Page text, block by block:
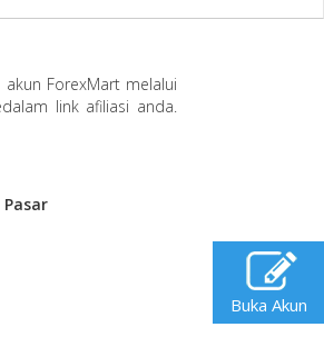
ForexMart melalui
link afiliasi anda.
Buka Akun